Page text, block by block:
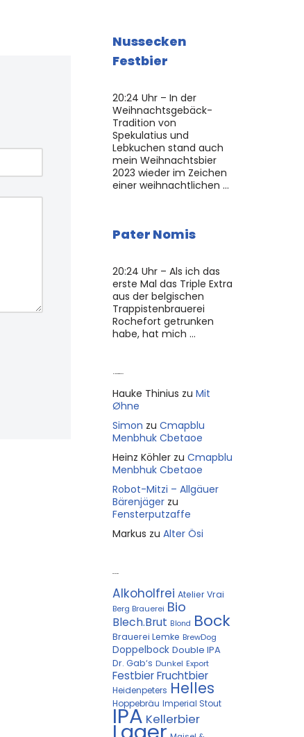
Nussecken
Festbier
20:24 Uhr – In der
Weihnachtsgebäck-
Tradition von
Spekulatius und
Lebkuchen stand auch
mein Weihnachtsbier
2023 wieder im Zeichen
einer weihnachtlichen …
Pater Nomis
20:24 Uhr – Als ich das
erste Mal das Triple Extra
aus der belgischen
Trappistenbrauerei
Rochefort getrunken
habe, hat mich …
Hauke Thinius zu Mit
Øhne
Simon zu Cmapblu
Menbhuk Cbetaoe
Heinz Köhler zu Cmapblu
Menbhuk Cbetaoe
Robot-Mitzi – Allgäuer
Bärenjäger zu
Fensterputzaffe
Markus zu Alter Ösi
Alkoholfrei Atelier Vrai
Berg Brauerei Bio
Blech.Brut Blond Bock
Brauerei Lemke BrewDog
Doppelbock Double IPA
Dr. Gab‘s Dunkel Export
FestbierFruchtbier
Heidenpeters Helles
Hoppebräu Imperial Stout
IPA Kellerbier